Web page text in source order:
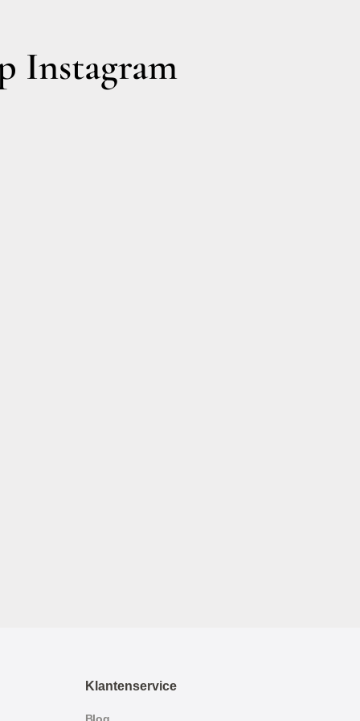
Instagram
Klantenservice